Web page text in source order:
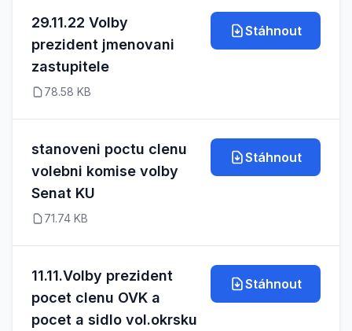
29.11.22 Volby
prezident jmenovani
zastupitele
78.58 KB
Stáhnout
stanoveni poctu clenu
volebni komise volby
Senat KU
71.74 KB
Stáhnout
11.11.Volby prezident
pocet clenu OVK a
pocet a sidlo vol.okrsku
Stáhnout